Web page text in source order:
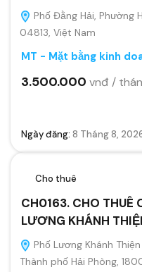
Phố Đằng Hải, Phường
04813, Việt Nam
MT - Mặt bằng kinh
3.500.000 vnđ /
Ngày đăng: 8 Tháng 8,
Cho thuê
CH0163. CHO THUÊ
LƯƠNG KHÁNH
Phố Lương Khánh
Thành phố Hải Phòng,